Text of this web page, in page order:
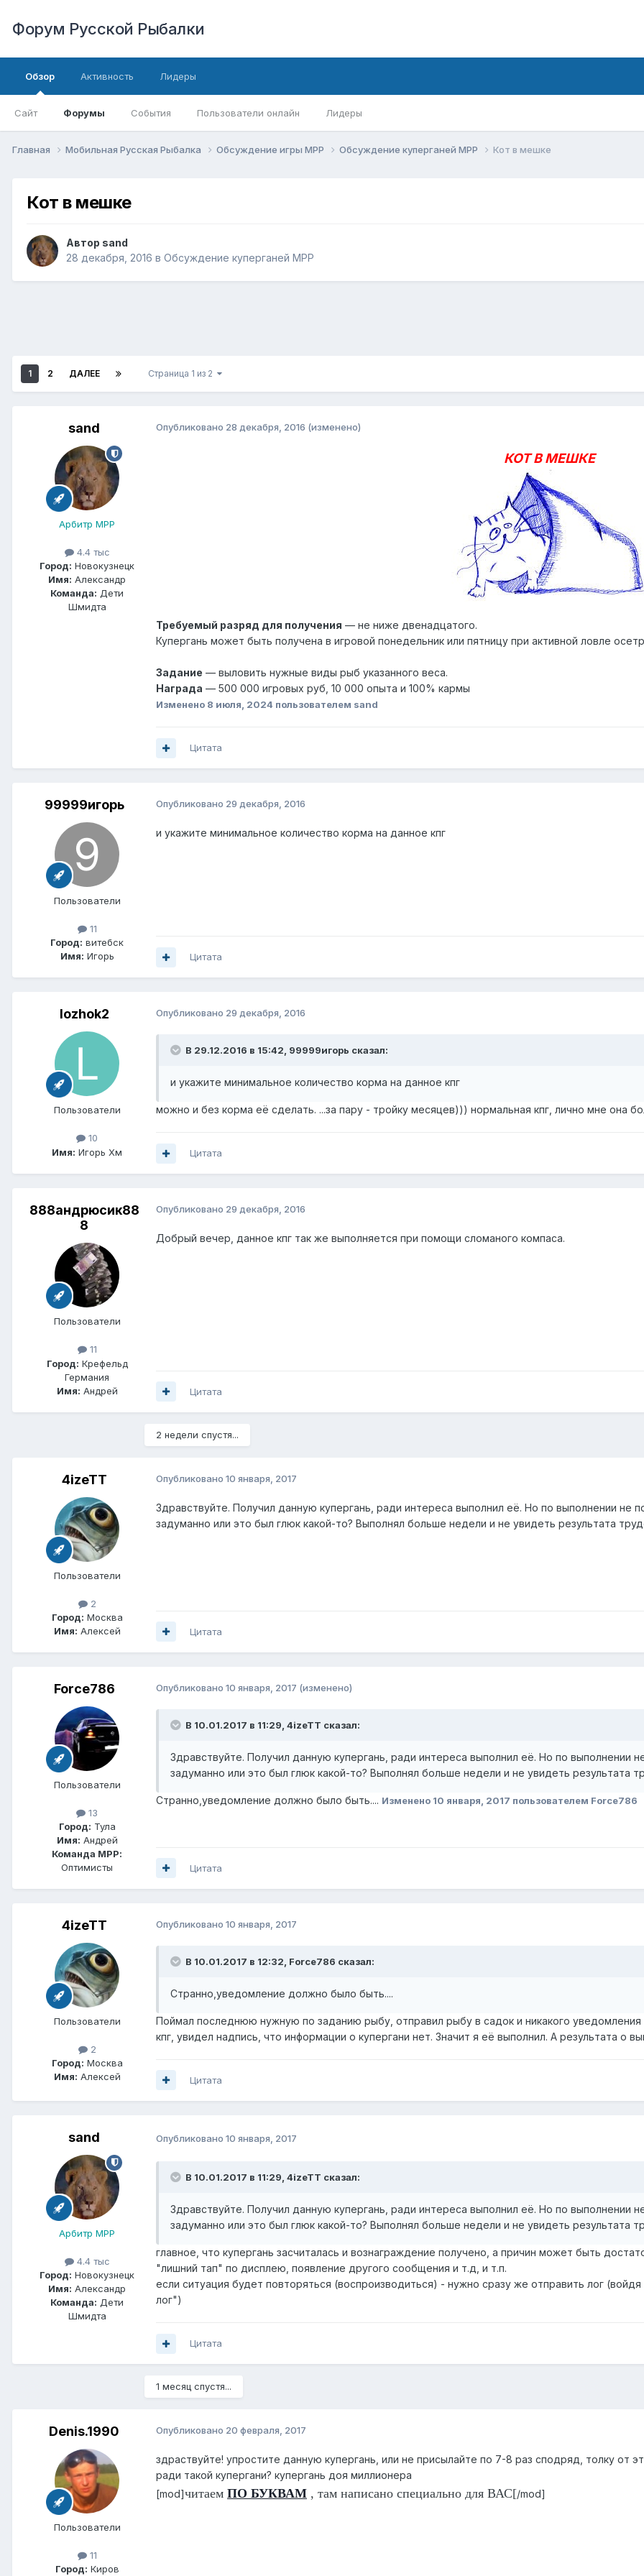
Форум Русской Рыбалки
Обзор
Сайт Форумы События Пользователи онлайн Лидеры
Активность Лидеры
Главная Мобильная Русская Рыбалка Обсуждение игры МРР Обсуждение куперганей МРР Кот в мешке
Кот в мешке
Автор sand
28 декабря, 2016 в Обсуждение куперганей МРР
1 2 ДАЛЕЕ Страница 1 из 2
sand
Арбитр МРР
4.4 тыс
Город: Новокузнецк
Имя: Александр
Команда: Дети
Шмидта
Опубликовано 28 декабря, 2016 (изменено)
КОТ В МЕШКЕ
Требуемый разряд для получения — не ниже двенадцатого.
Купергань может быть получена в игровой понедельник или пятницу при активной ловле
Задание — выловить нужные виды рыб указанного веса.
Награда — 500 000 игровых руб, 10 000 опыта и 100% кармы
Изменено 8 июля, 2024 пользователем sand
Цитата
99999игорь
Пользователи
11
Город: витебск
Имя: Игорь
Опубликовано 29 декабря, 2016
и укажите минимальное количество корма на данное кпг
Цитата
lozhok2
Пользователи
10
Имя: Игорь Хм
Опубликовано 29 декабря, 2016
В 29.12.2016 в 15:42, 99999игорь сказал:
и укажите минимальное количество корма на данное кпг
можно и без корма её сделать. ...за пару - тройку месяцев))) нормальная кпг, лично мне она
Цитата
888андрюсик88
8
Пользователи
11
Город: Крефельд
Германия
Имя: Андрей
Опубликовано 29 декабря, 2016
Добрый вечер, данное кпг так же выполняется при помощи сломаного компаса.
Цитата
2 недели спустя...
4izeTT
Пользователи
2
Город: Москва
Имя: Алексей
Опубликовано 10 января, 2017
Здравствуйте. Получил данную купергань, ради интереса выполнил её. Но по выполнении не
задуманно или это был глюк какой-то? Выполнял больше недели и не увидеть результата
Цитата
Force786
Пользователи
13
Город: Тула
Имя: Андрей
Команда МРР:
Оптимисты
Опубликовано 10 января, 2017 (изменено)
В 10.01.2017 в 11:29, 4izeTT сказал:
Здравствуйте. Получил данную купергань, ради интереса выполнил её. Но по выполнении
задуманно или это был глюк какой-то? Выполнял больше недели и не увидеть результата
Странно,уведомление должно было быть.... Изменено 10 января, 2017 пользователем Force786
Цитата
4izeTT
Пользователи
2
Город: Москва
Имя: Алексей
Опубликовано 10 января, 2017
В 10.01.2017 в 12:32, Force786 сказал:
Странно,уведомление должно было быть....
Поймал последнюю нужную по заданию рыбу, отправил рыбу в садок и никакого
кпг, увидел надпись, что информации о купергани нет. Значит я её выполнил. А результата о
Цитата
sand
Арбитр МРР
4.4 тыс
Город: Новокузнецк
Имя: Александр
Команда: Дети
Шмидта
Опубликовано 10 января, 2017
В 10.01.2017 в 11:29, 4izeTT сказал:
Здравствуйте. Получил данную купергань, ради интереса выполнил её. Но по выполнении
задуманно или это был глюк какой-то? Выполнял больше недели и не увидеть результата
главное, что купергань засчиталась и вознаграждение получено, а причин может быть
"лишний тап" по дисплею, появление другого сообщения и т.д, и т.п.
если ситуация будет повторяться (воспроизводиться) - нужно сразу же отправить лог
лог")
Цитата
1 месяц спустя...
Denis.1990
Пользователи
11
Город: Киров
Опубликовано 20 февраля, 2017
здраствуйте! упростите данную купергань, или не присылайте по 7-8 раз сподряд, толку от
ради такой купергани? купергань доя миллионера
[mod]читаем ПО БУКВАМ , там написано специально для ВАС[/mod]